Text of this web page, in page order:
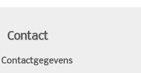
Contact
Contactgegevens